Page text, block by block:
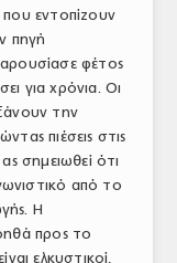
εντοπίζουν
πηγή
φέτος
για χρόνια. Οι
την
πιέσεις στις
ας σημειωθεί ότι
από το
Η
προς το
ελκυστικοί,